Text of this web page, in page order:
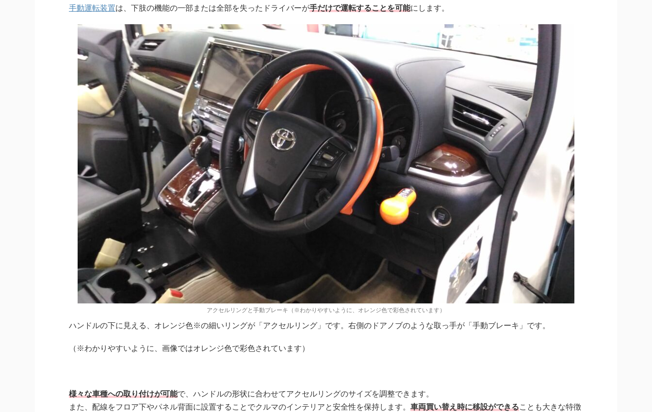
手動運転装置は、下肢の機能の一部または全部を失ったドライバーが手だけで運転することを可能にします。
アクセルリングと手動ブレーキ（※わかりやすいように、オレンジ色で彩色されています）
ハンドルの下に見える、オレンジ色※の細いリングが「アクセルリング」です。右側のドアノブのような取っ手が「手動ブレーキ」です。
（※わかりやすいように、画像ではオレンジ色で彩色されています）
様々な車種への取り付けが可能で、ハンドルの形状に合わせてアクセルリングのサイズを調整できます。
また、配線をフロア下やパネル背面に設置することでクルマのインテリアと安全性を保持します。 車両買い替え時に移設ができることも大きな特徴